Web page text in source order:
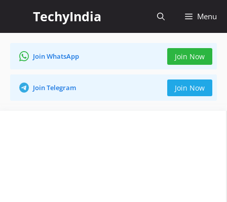
content
TechyIndia Menu
Join WhatsApp Join Now
Join Telegram Join Now